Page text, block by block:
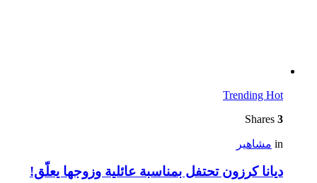
Trending Hot
3
in مشاهير
ديانا كرزون تحتفل بمناسبة عائلية وزوجها يعلّق!